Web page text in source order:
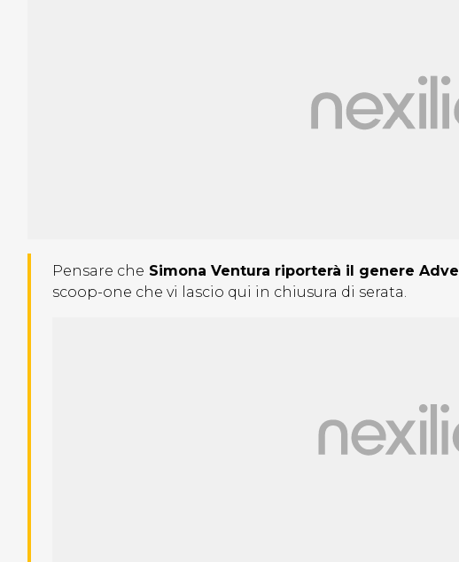
Pensare che Simona Ventura riporterà il genere
scoop-one che vi lascio qui in chiusura di serata.